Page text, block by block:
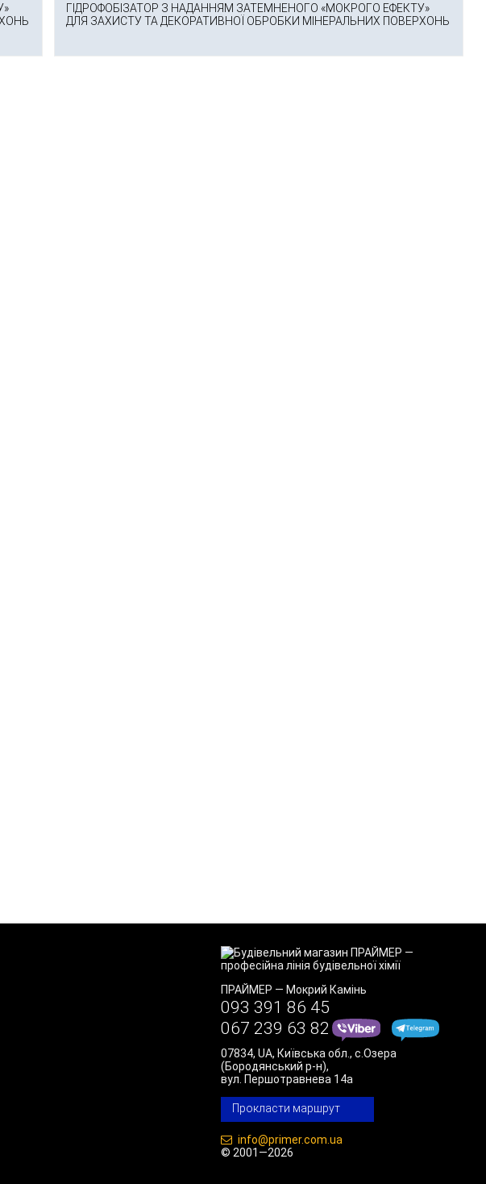
ГІДРОФОБІЗАТОР З НАДАННЯМ ЗАТЕМНЕНОГО «МОКРОГО ЕФЕКТУ»
ДЛЯ ЗАХИСТУ ТА ДЕКОРАТИВНОЇ ОБРОБКИ МІНЕРАЛЬНИХ ПОВЕРХОНЬ
ПРАЙМЕР — Мокрий Камінь
093 391 86 45
067 239 63 82
07834, UA, Київська обл., с.Озера
(Бородянський р-н),
вул. Першотравнева 14а
Прокласти маршрут
info@primer.com.ua
© 2001—2026